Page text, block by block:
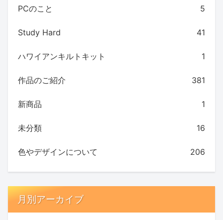
PCのこと 5
Study Hard 41
ハワイアンキルトキット 1
作品のご紹介 381
新商品 1
未分類 16
色やデザインについて 206
月別アーカイブ